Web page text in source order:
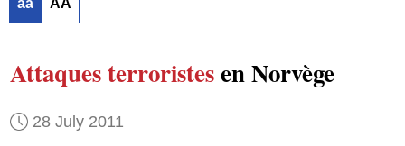
aa AA
Attaques terroristesen Norvège
28 July 2011